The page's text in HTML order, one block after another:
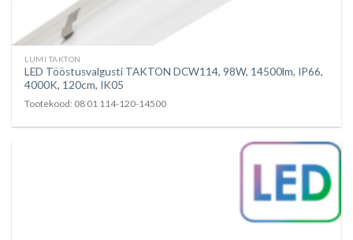
LUMI TAKTON
LED Tööstusvalgusti TAKTON DCW114, 98W, 14500lm, IP66,
4000K, 120cm, IK05
Tootekood: 08 01 114-120-14500